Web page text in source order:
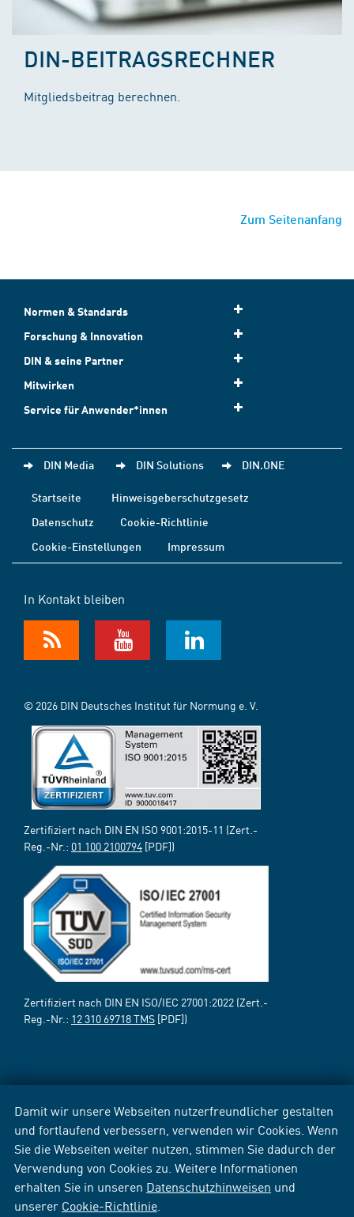
Damit wir unsere Webseiten nutzerfreundlicher gestalten
und fortlaufend verbessern, verwenden wir Cookies. Wenn
Sie die Webseiten weiter nutzen, stimmen Sie dadurch der
Verwendung von Cookies zu. Weitere Informationen
erhalten Sie in unseren Datenschutzhinweisen und
unserer Cookie-Richtlinie
DIN-BEITRAGSRECHNER
Mitgliedsbeitrag berechnen.
Zum Seitenanfang
Normen & Standards
Forschung & Innovation
DIN & seine Partner
Mitwirken
Service für Anwender*innen
DIN Media DIN Solutions DIN.ONE
Startseite
Hinweisgeberschutzgesetz
Datenschutz
Cookie-Richtlinie
Cookie-Einstellungen
Impressum
In Kontakt bleiben
© 2026 DIN Deutsches Institut für Normung e. V.
Zertifiziert nach DIN EN ISO 9001:2015-11 (Zert.-
Reg.-Nr.: 01 100 2100794 [PDF])
Zertifiziert nach DIN EN ISO/IEC 27001:2022 (Zert.-
Reg.-Nr.: 12 310 69718 TMS [PDF])